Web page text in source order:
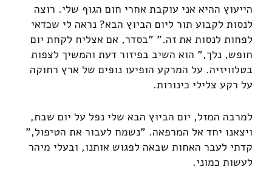
הייעוץ ההיא אני עוקבת אחרי חום הגוף שלי. רוצה
לנסות לקבוע תור ליום הביוץ הבא? נראה לי שכדאי
לפחות לנסות את זה." "בסדר, אם אצליח לקחת יום
חופש, נלך," הוא השיב בפיזור דעת והמשיך לצפות
בטלוויזיה. על המרקע הופיעו נופים של ארץ רחוקה
על רקע צלילי כינורות.
למרבה המזל, יום הביוץ הבא שלי נפל על יום שבת,
ויצאנו יחד אל המרפאה. "נשמח לעבור את הטיפול,"
קדתי לעבר האחות שבאה לפגוש אותנו, ובעלי מיהר
לעשות כמוני.